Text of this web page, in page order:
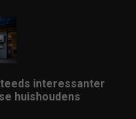
interessanter
huishoudens